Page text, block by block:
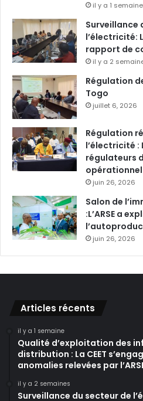
il y a 1 semaine
Surveillance
l’électricité:
rapport de
il y a 2
Régulation
Togo
juillet 6, 2026
Régulation
l’électricité :
régulateurs
opérationnel
juin 26, 2026
Salon de
:L’ARSE a
juin 26, 2026
Articles récents
il y a 1 semaine
Qualité d’exploitation des
distribution : La CEET
anomalies relevées par
il y a 2 semaines
Surveillance du secteur de